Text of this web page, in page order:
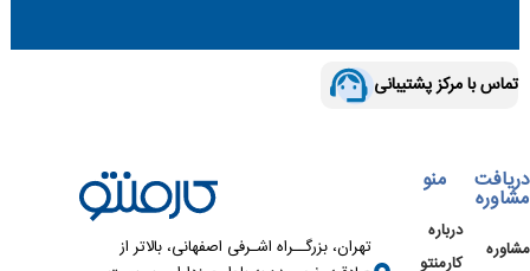
تماس با مرکز پشتیبانی
دریافت
مشاوره
مشاوره
منو
درباره
کارمنتو
تهران، بزرگــراه اشـرفی اصفهانی، بالاتر از